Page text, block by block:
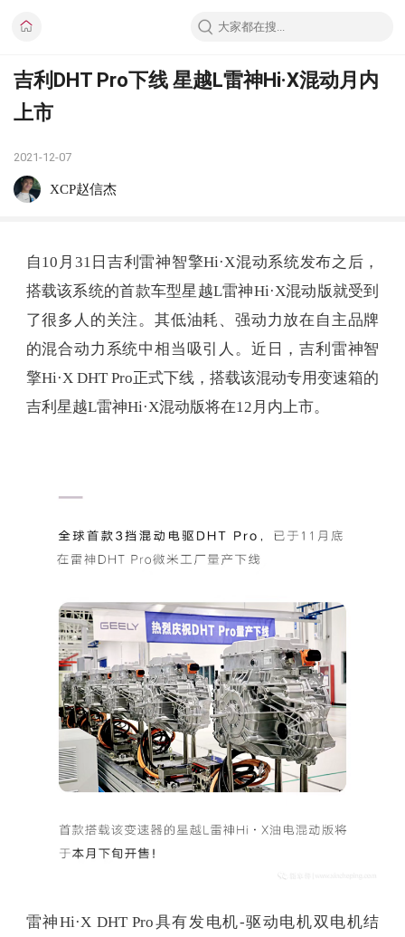
吉利DHT Pro下线 星越L雷神Hi·X混动月内
上市
2021-12-07
XCP赵信杰
自10月31日吉利雷神智擎Hi·X混动系统发布之后，
搭载该系统的首款车型星越L雷神Hi·X混动版就受到
了很多人的关注。其低油耗、强动力放在自主品牌
的混合动力系统中相当吸引人。近日，吉利雷神智
擎Hi·X DHT Pro正式下线，搭载该混动专用变速箱的
吉利星越L雷神Hi·X混动版将在12月内上市。
雷神Hi·X DHT Pro具有发电机-驱动电机双电机结